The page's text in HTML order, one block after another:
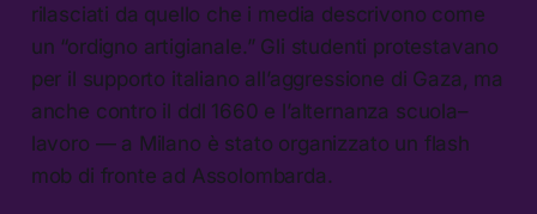
rilasciati da quello che i media descrivono come
un “ordigno artigianale.” Gli studenti protestavano
per il supporto italiano all’aggressione di Gaza, ma
anche contro il ddl 1660 e l’alternanza scuola–
lavoro — a Milano è stato organizzato un flash
mob di fronte ad Assolombarda.